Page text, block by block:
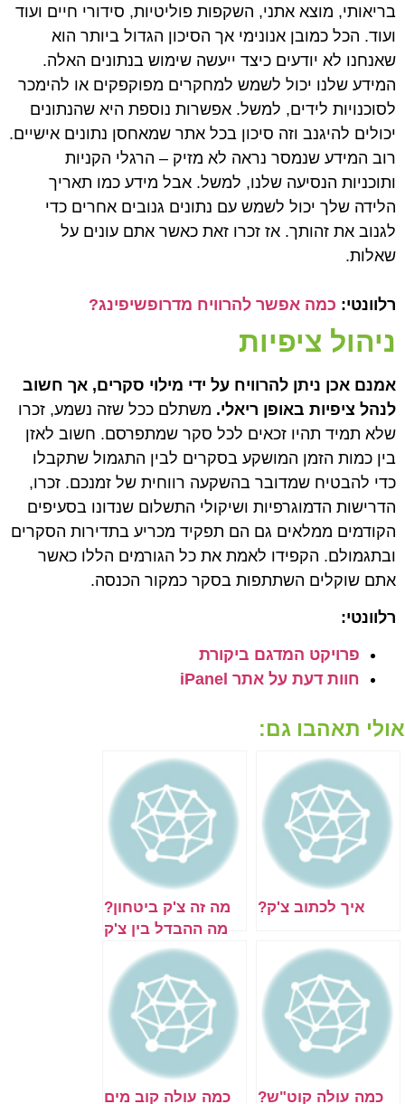
בריאותי, מוצא אתני, השקפות פוליטיות, סידורי חיים ועוד
ועוד. הכל כמובן אנונימי אך הסיכון הגדול ביותר הוא
שאנחנו לא יודעים כיצד ייעשה שימוש בנתונים האלה.
המידע שלנו יכול לשמש למחקרים מפוקפקים או להימכר
לסוכנויות לידים, למשל. אפשרות נוספת היא שהנתונים
יכולים להיגנב וזה סיכון בכל אתר שמאחסן נתונים אישיים.
רוב המידע שנמסר נראה לא מזיק – הרגלי הקניות
ותוכניות הנסיעה שלנו, למשל. אבל מידע כמו תאריך
הלידה שלך יכול לשמש עם נתונים גנובים אחרים כדי
לגנוב את זהותך. אז זכרו זאת כאשר אתם עונים על
שאלות.
רלוונטי: כמה אפשר להרוויח מדרופשיפינג?
ניהול ציפיות
אמנם אכן ניתן להרוויח על ידי מילוי סקרים, אך חשוב
לנהל ציפיות באופן ריאלי. משתלם ככל שזה נשמע, זכרו
שלא תמיד תהיו זכאים לכל סקר שמתפרסם. חשוב לאזן
בין כמות הזמן המושקע בסקרים לבין התגמול שתקבלו
כדי להבטיח שמדובר בהשקעה רווחית של זמנכם. זכרו,
הדרישות הדמוגרפיות ושיקולי התשלום שנדונו בסעיפים
הקודמים ממלאים גם הם תפקיד מכריע בתדירות הסקרים
ובתגמולם. הקפידו לאמת את כל הגורמים הללו כאשר
אתם שוקלים השתתפות בסקר כמקור הכנסה.
רלוונטי:
פרויקט המדגם ביקורת
חוות דעת על אתר iPanel
אולי תאהבו גם:
איך לכתוב צ'ק?
מה זה צ'ק ביטחון?
מה ההבדל בין צ'ק
ביטחון לצ'ק רגיל?
למי זה מתאים ומה
היתרונות [מדריך]
כמה עולה קוט"ש?
כמה עולה קוב מים